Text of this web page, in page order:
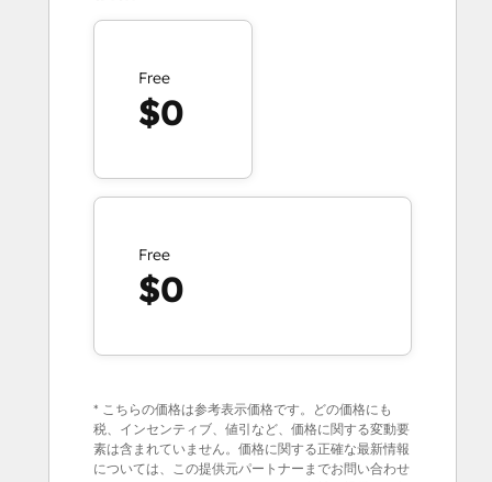
Free
$0
Free
$0
* こちらの価格は参考表示価格です。どの価格にも
税、インセンティブ、値引など、価格に関する変動要
素は含まれていません。価格に関する正確な最新情報
については、この提供元パートナーまでお問い合わせ